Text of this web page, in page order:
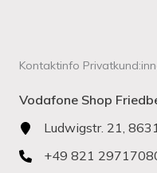
Kontaktinfo
Vodafone Shop
Ludwigstr. 21,
+49 821